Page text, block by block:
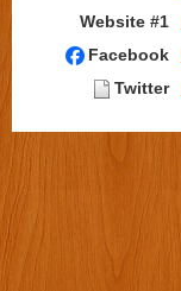
Website #1
Facebook
Twitter